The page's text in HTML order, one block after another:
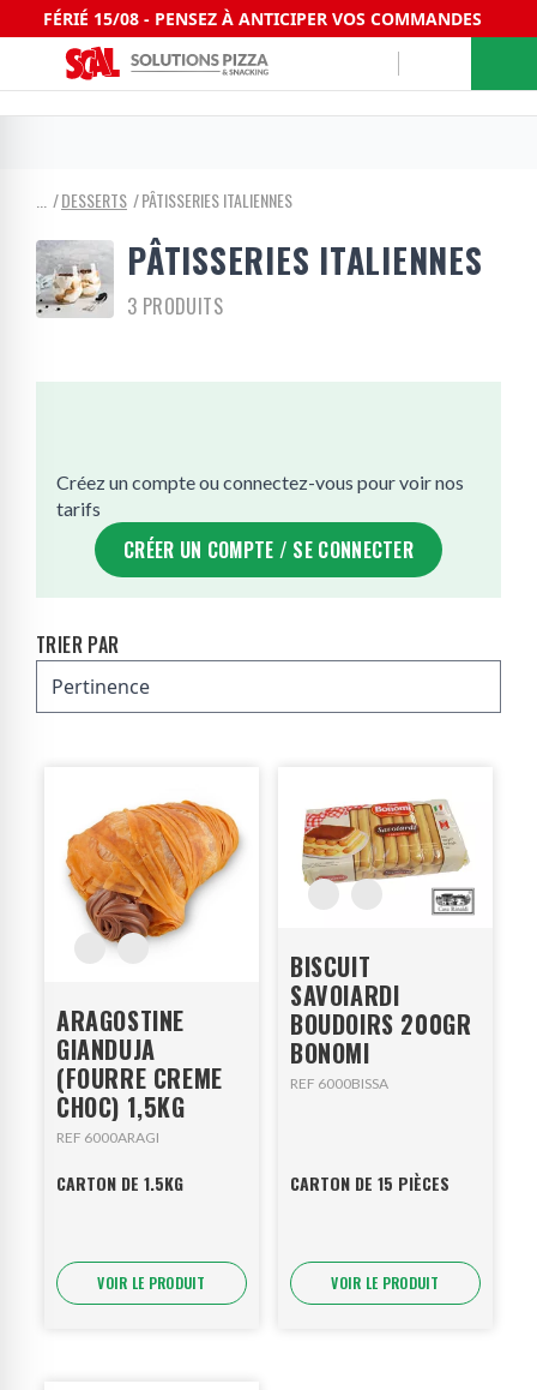
FÉRIÉ 15/08 - PENSEZ À ANTICIPER VOS COMMANDES
DESSERTS PÂTISSERIES ITALIENNES
PÂTISSERIES ITALIENNES
3 PRODUITS
Créez un compte ou connectez-vous pour voir nos
tarifs
CRÉER UN COMPTE / SE CONNECTER
TRIER PAR
ARAGOSTINE
GIANDUJA
(FOURRE CREME
CHOC) 1,5KG
REF 6000ARAGI
CARTON DE 1.5KG
VOIR LE PRODUIT
BISCUIT
SAVOIARDI
BOUDOIRS 200GR
BONOMI
REF 6000BISSA
CARTON DE 15 PIÈCES
VOIR LE PRODUIT